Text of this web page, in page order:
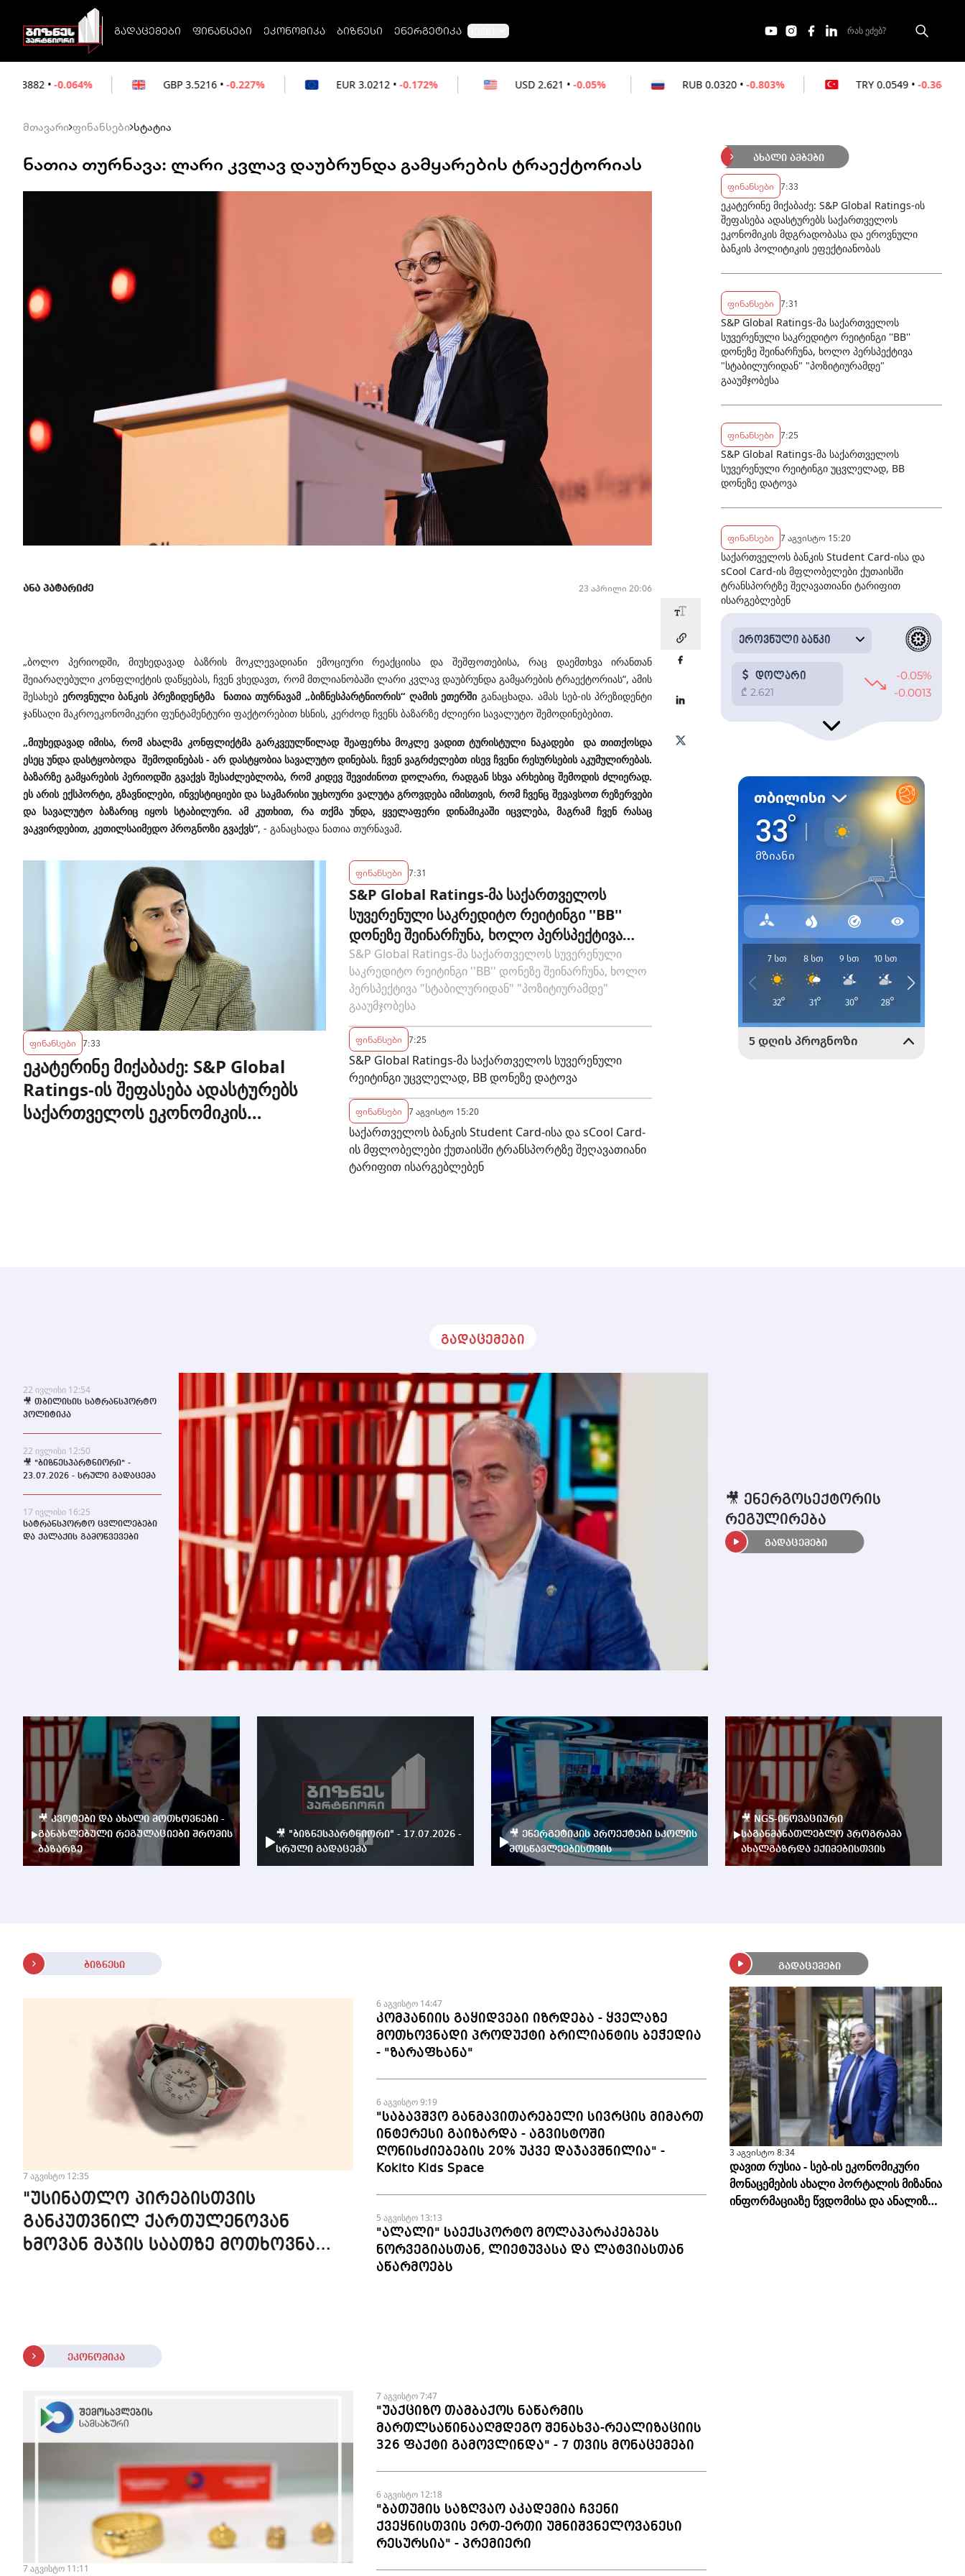
გადაცემები ფინანსები ეკონომიკა ბიზნესი ენერგეტიკა მეტი
GBP 3.5216 • -0.227% EUR 3.0212 • -0.172% USD • -0.05% RUB 0.0320 • -0.803% TRY 0.0549 • -0.364%
მთავარი ფინანსები სტატია
ნათია თურნავა: ლარი კვლავ დაუბრუნდა გამყარების ტრაექტორიას
ანა პატარიძე 23 აპრილი 20:06
„ბოლო პერიოდში, მიუხედავად ბაზრის მოკლევადიანი ემოციური რეაქციისა და შეშფოთებისა, რაც დაემთხვა ირანთან
შეიარაღებული კონფლიქტის დაწყებას, ჩვენ ვხედავთ, რომ მთლიანობაში ლარი კვლავ დაუბრუნდა გამყარების ტრაექტორიას“, ამის
შესახებ ეროვნული ბანკის პრეზიდენტმა ნათია თურნავამ „ბიზნესპარტნიორის“ ღამის ეთერშიგანაცხადა. ამას სებ-ის პრეზიდენტი
ჯანსაღი მაკროეკონომიკური ფუნტამენტური ფაქტორებით ხსნის, კერძოდ ჩვენს ბაზარზე ძლიერი სავალუტო შემოდინებებით.
„მიუხედავად იმისა, რომ ახალმა კონფლიქტმა გარკვეულწილად შეაფერხა მოკლე ვადით ტურისტული ნაკადები და თითქოსდა
ესეც უნდა დასტყობოდა შემოდინებას - არ დასტყობია სავალუტო დინებას. ჩვენ ვაგრძელებთ ისევ ჩვენი რესურსების აკუმულირებას.
ბაზარზე გამყარების პერიოდში გვაქვს შესაძლებლობა, რომ კიდევ შევიძინოთ დოლარი, რადგან სხვა არხებიც შემოდის ძლიერად.
ეს არის ექსპორტი, გზავნილები, ინვესტიციები და საკმარისი უცხოური ვალუტა გროვდება იმისთვის, რომ ჩვენც შევავსოთ რეზერვები
და სავალუტო ბაზარიც იყოს სტაბილური. ამ კუთხით, რა თქმა უნდა, ყველაფერი დინამიკაში იცვლება, მაგრამ ჩვენ რასაც
ვაკვირდებით, კეთილსაიმედო პროგნოზი გვაქვს“, - განაცხადა ნათია თურნავამ.
ფინანსები 7:33
ეკატერინე მიქაბაძე: S&P Global
Ratings-ის შეფასება ადასტურებს
საქართველოს ეკონომიკის
ფინანსები 7:31
S&P Global Ratings-მა საქართველოს
სუვერენული საკრედიტო რეიტინგი ''BB''
დონეზე შეინარჩუნა, ხოლო პერსპექტივა
"სტაბილურიდან" "პოზიტიურამდე"
გააუმჯობესა
S&P Global Ratings-მა საქართველოს სუვერენული
საკრედიტო რეიტინგი ''BB'' დონეზე შეინარჩუნა, ხოლო
პერსპექტივა "სტაბილურიდან" "პოზიტიურამდე"
გააუმჯობესა
ფინანსები 7:25
S&P Global Ratings-მა საქართველოს სუვერენული
რეიტინგი უცვლელად, BB დონეზე დატოვა
ფინანსები 7 აგვისტო 15:20
საქართველოს ბანკის Student Card-ისა და sCool Card-
ის მფლობელები ქუთაისში ტრანსპორტზე შეღავათიანი
ტარიფით ისარგებლებენ
ახალი ამბები
ფინანსები 7:33
ეკატერინე მიქაბაძე: S&P Global Ratings-ის
შეფასება ადასტურებს საქართველოს
ეკონომიკის მდგრადობასა და ეროვნული
ბანკის პოლიტიკის ეფექტიანობას
ფინანსები 7:31
S&P Global Ratings-მა საქართველოს
სუვერენული საკრედიტო რეიტინგი ''BB''
დონეზე შეინარჩუნა, ხოლო პერსპექტივა
"სტაბილურიდან" "პოზიტიურამდე"
გააუმჯობესა
ფინანსები 7:25
S&P Global Ratings-მა საქართველოს
სუვერენული რეიტინგი უცვლელად, BB
დონეზე დატოვა
ფინანსები 7 აგვისტო 15:20
საქართველოს ბანკის Student Card-ისა და
sCool Card-ის მფლობელები ქუთაისში
ტრანსპორტზე შეღავათიანი ტარიფით
ისარგებლებენ
გადაცემები
22 ივლისი 12:54
🎥 თბილისის სატრანსპორტო
პოლიტიკა
22 ივლისი 12:50
🎥 "ბიზნესპარტნიორი" -
23.07.2026 - სრული გადაცემა
17 ივლისი 16:25
სატრანსპორტო ცვლილებები
და ქალაქის გამოწვევები
🎥 ენერგოსექტორის
რეგულირება
გადაცემები
🎥 კვოტები და ახალი მოთხოვნები -
განახლებული რეგულაციები შრომის
ბაზარზე
🎥 "ბიზნესპარტნიორი" - 17.07.2026 -
სრული გადაცემა
🎥 ენერგეტიკის პროექტები სკოლის
მოსწავლეებისთვის
🎥 NGS-ინოვაციური
საგანმანათლებლო პროგრამა
ახალგაზრდა ექიმებისთვის
ბიზნესი
7 აგვისტო 12:35
"უსინათლო პირებისთვის
განკუთვნილ ქართულენოვან
ხმოვან მაჯის საათზე მოთხოვნა
6 აგვისტო 14:47
კომპანიის გაყიდვები იზრდება - ყველაზე
მოთხოვნადი პროდუქტი ბრილიანტის ბეჭედია
- "ზარაფხანა"
6 აგვისტო 9:19
"საბავშვო განმავითარებელი სივრცის მიმართ
ინტერესი გაიზარდა - აგვისტოში
ღონისძიებების 20% უკვე დაჯავშნილია" -
Kokito Kids Space
5 აგვისტო 13:13
"ალალი" საექსპორტო მოლაპარაკებებს
ნორვეგიასთან, ლიეტუვასა და ლატვიასთან
აწარმოებს
ეკონომიკა
7 აგვისტო 11:11
7 აგვისტო 7:47
"უაქციზო თამბაქოს ნაწარმის
მართლსაწინააღმდეგო შენახვა-რეალიზაციის
326 ფაქტი გამოვლინდა" - 7 თვის მონაცემები
6 აგვისტო 12:18
"ბათუმის საზღვაო აკადემია ჩვენი
ქვეყნისთვის ერთ-ერთი უმნიშვნელოვანესი
რესურსია" - პრემიერი
გადაცემები
3 აგვისტო 8:34
დავით რუსია - სებ-ის ეკონომიკური
მონაცემების ახალი პორტალის მიზანია
ინფორმაციაზე წვდომისა და ანალიზის